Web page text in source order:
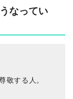
なってい
敬する人。